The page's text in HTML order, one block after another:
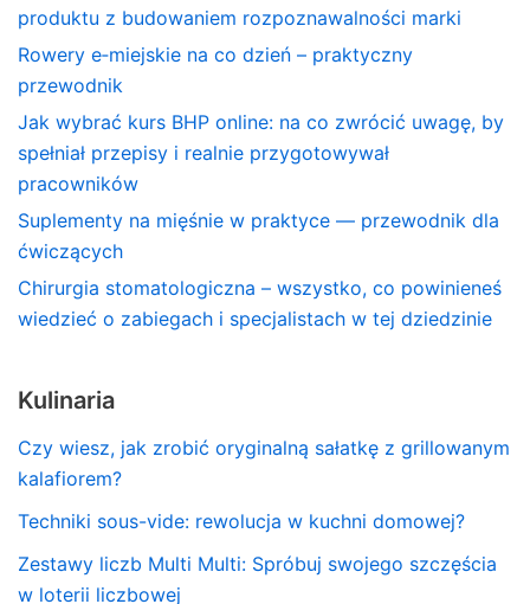
produktu z budowaniem rozpoznawalności marki
Rowery e‑miejskie na co dzień – praktyczny
przewodnik
Jak wybrać kurs BHP online: na co zwrócić uwagę, by
spełniał przepisy i realnie przygotowywał
pracowników
Suplementy na mięśnie w praktyce — przewodnik dla
ćwiczących
Chirurgia stomatologiczna – wszystko, co powinieneś
wiedzieć o zabiegach i specjalistach w tej dziedzinie
Kulinaria
Czy wiesz, jak zrobić oryginalną sałatkę z grillowanym
kalafiorem?
Techniki sous-vide: rewolucja w kuchni domowej?
Zestawy liczb Multi Multi: Spróbuj swojego szczęścia
w loterii liczbowej